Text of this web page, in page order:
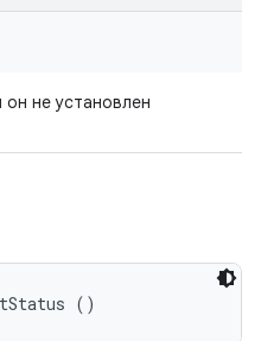
он не установлен
()